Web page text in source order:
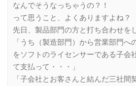
なんでそうなっちゃうの？！
って思うこと、よくありますよね？
先日、製品部門の方と打ち合わせを
「うち（製造部門）から営業部門へ
をソフトのライセンサーである子会
て支払って・・・」
「子会社とお客さんと結んだ三社間